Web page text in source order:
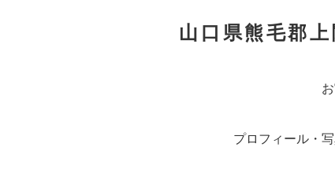
山口県熊毛郡
プロフィール・